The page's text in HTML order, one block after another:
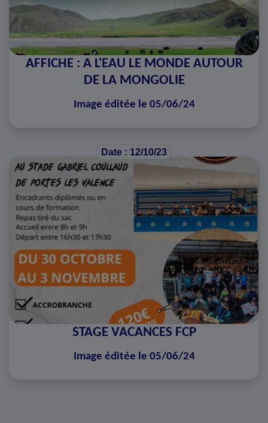
AFFICHE : A L'EAU LE MONDE AUTOUR
DE LA MONGOLIE
Image éditée le 05/06/24
Date : 12/10/23
STAGE VACANCES FCP
Image éditée le 05/06/24